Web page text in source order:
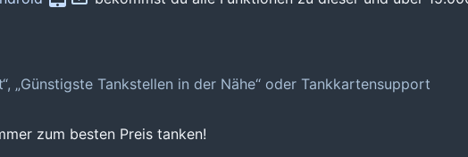
„Günstigste Tankstellen in der Nähe“ oder Tankkartensupport
zum besten Preis tanken!